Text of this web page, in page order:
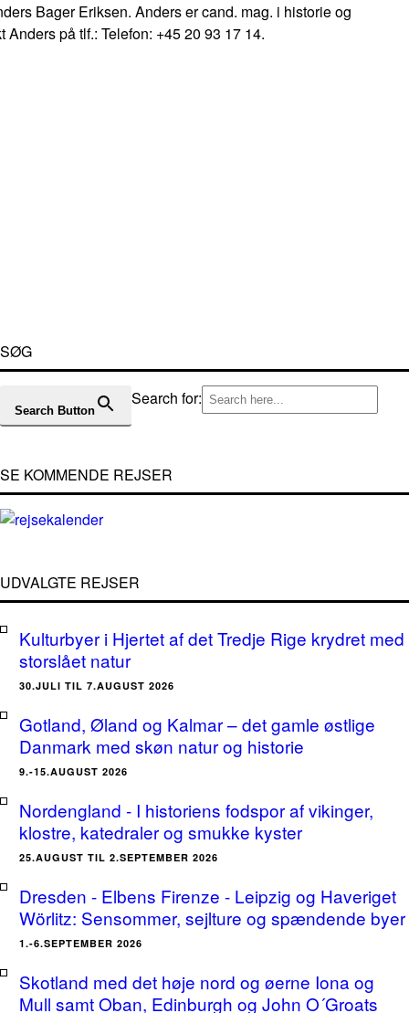
Bager Eriksen. Anders er cand. mag. i historie og
på tlf.: Telefon: +45 20 93 17 14.
SØG
Search for:
Search Button
SE KOMMENDE REJSER
UDVALGTE REJSER
Kulturbyer i Hjertet af det Tredje Rige krydret med
storslået natur
30.JULI TIL 7.AUGUST 2026
Gotland, Øland og Kalmar – det gamle østlige
Danmark med skøn natur og historie
9.-15.AUGUST 2026
Nordengland - I historiens fodspor af vikinger,
klostre, katedraler og smukke kyster
25.AUGUST TIL 2.SEPTEMBER 2026
Dresden - Elbens Firenze - Leipzig og Haveriget
Wörlitz: Sensommer, sejlture og spændende byer
1.-6.SEPTEMBER 2026
Skotland med det høje nord og øerne Iona og
Mull samt Oban, Edinburgh og John O´Groats